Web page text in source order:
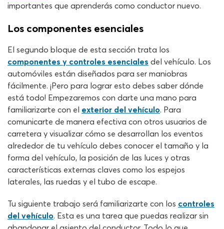
importantes que aprenderás como conductor nuevo.
Los componentes esenciales
El segundo bloque de esta sección trata los
componentes y controles esenciales del vehículo. Los
automóviles están diseñados para ser maniobras
fácilmente. ¡Pero para lograr esto debes saber dónde
está todo! Empezaremos con darte una mano para
familiarizarte con el exterior del vehículo. Para
comunicarte de manera efectiva con otros usuarios de
carretera y visualizar cómo se desarrollan los eventos
alrededor de tu vehículo debes conocer el tamaño y la
forma del vehículo, la posición de las luces y otras
características externas claves como los espejos
laterales, las ruedas y el tubo de escape.
Tu siguiente trabajo será familiarizarte con los controles
del vehículo. Esta es una tarea que puedas realizar sin